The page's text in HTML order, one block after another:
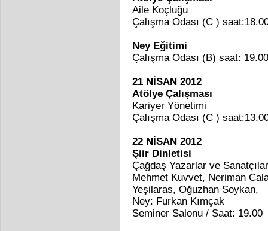
Aile Koçluğu
Çalışma Odası (C )
Ney Eğitimi
Çalışma Odası (B) saat:
21 NİSAN 2012
Atölye Çalışması
Kariyer Yönetimi
Çalışma Odası (C )
22 NİSAN 2012
Şiir Dinletisi
Çağdaş Yazarlar ve
Mehmet Kuvvet, Neriman
Yeşilaras, Oğuzhan Soykan,
Ney: Furkan Kımçak
Seminer Salonu / Saat: 19.00